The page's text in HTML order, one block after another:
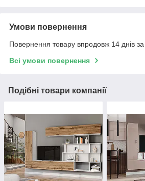
Умови повернення
Повернення товару впродовж 14 днів
Всі умови повернення
Подібні товари компанії